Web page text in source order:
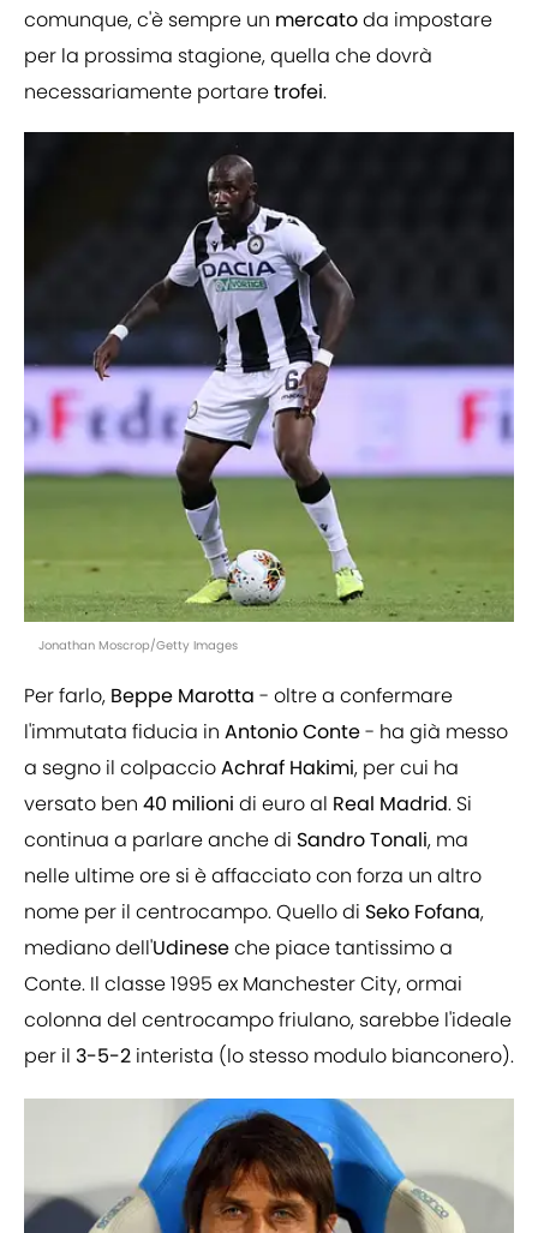
comunque, c'è sempre un mercatoda impostare
per la prossima stagione, quella che dovrà
necessariamente portaretrofei.
Jonathan Moscrop/Getty Images
Per farlo, Beppe Marotta - oltre a confermare
l'immutata fiducia in AntonioConte- ha già messo
a segno il colpaccioAchraf Hakimi, per cui ha
versato ben 40 milioni di euro al Real Madrid. Si
continua a parlare anche di SandroTonali, ma
nelle ultime ore si è affacciato con forza un altro
nome per il centrocampo. Quello di Seko Fofana,
mediano dell'Udineseche piace tantissimo a
Conte. Il classe 1995 ex Manchester City, ormai
colonna del centrocampo friulano, sarebbe l'ideale
per il 3-5-2 interista (lo stesso modulo bianconero).